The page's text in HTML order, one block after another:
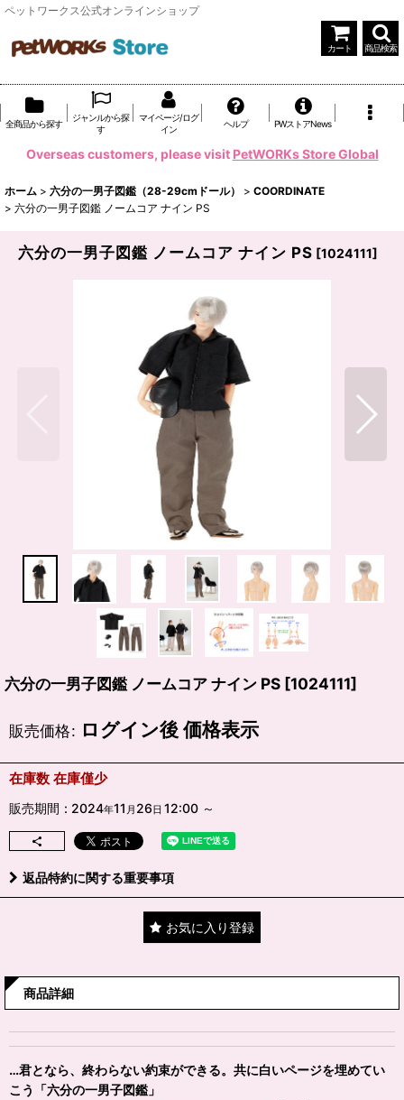
ペットワークス公式オンラインショップ
カート 商品検索
全商品から探す
ジャンルから探
す
マイページ/ログ
イン
ヘルプ PWストアNews
Overseas customers, please visit PetWORKs Store Global
ホーム > 六分の一男子図鑑（28-29cmドール） > COORDINATE
> 六分の一男子図鑑 ノームコア ナイン PS
六分の一男子図鑑 ノームコア ナイン PS [1024111]
六分の一男子図鑑 ノームコア ナイン PS [1024111]
販売価格: ログイン後 価格表示
在庫数 在庫僅少
販売期間 : 2024年11 月 26日 12:00 ～
返品特約に関する重要事項
お気に入り登録
商品詳細
…君となら、終わらない約束ができる。共に白いページを埋めてい
こう「六分の一男子図鑑」